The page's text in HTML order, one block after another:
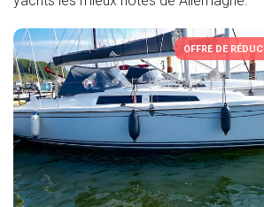
OFFRE DE